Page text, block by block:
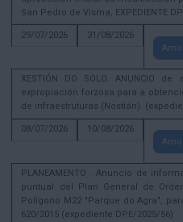
San Pedro de Visma, EXPEDIENTE
29/07/2026
31/08/2026
XESTIÓN DO SOLO. ANUNCIO
expropiación forzosa para a
de infraestruturas (Nostián).
08/07/2026
10/08/2026
PLANEAMENTO . Anuncio de
puntual del Plan General de
Polígono M22 "Parque do Agra",
620/2015 (expediente DPE/2025/56)